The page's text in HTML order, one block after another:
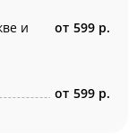
и
от 599 р.
от 599 р.